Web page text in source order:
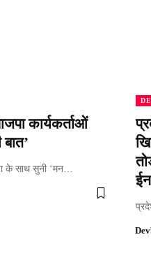
कार्यकर्ताओं
के साथ सुनी ‘मन…